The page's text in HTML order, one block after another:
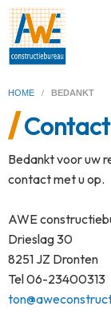
HOME / BEDANKT
Contact
Bedankt voor uw
contact met u op.
AWE
Drieslag 30
8251 JZ Dronten
Tel 06-23400313